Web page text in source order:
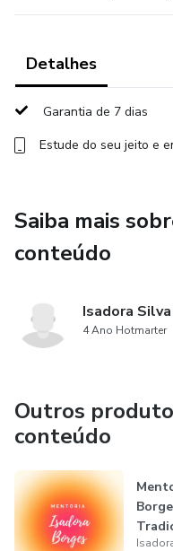
Detalhes
Garantia de 7 dias
Estude do seu jeito e
Saiba mais
conteúdo
Isadora
4 Ano Hotmarter
Outros
conteúdo